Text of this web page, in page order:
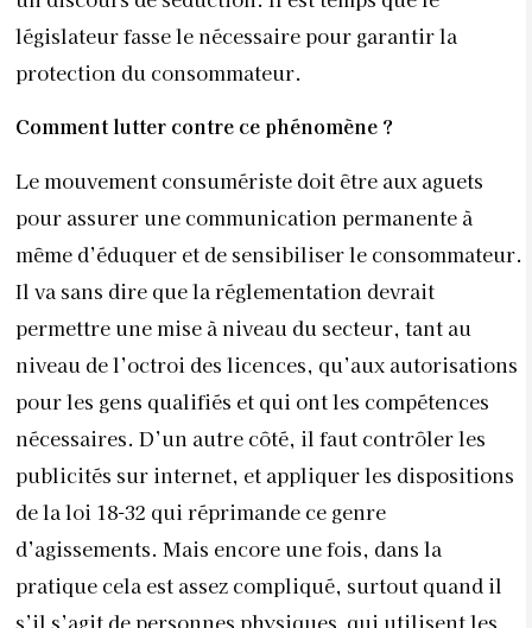
législateur fasse le nécessaire pour garantir la
protection du consommateur.
Comment lutter contre ce phénomène ?
Le mouvement consumériste doit être aux aguets
pour assurer une communication permanente à
même d’éduquer et de sensibiliser le consommateur.
Il va sans dire que la réglementation devrait
permettre une mise à niveau du secteur, tant au
niveau de l’octroi des licences, qu’aux autorisations
pour les gens qualifiés et qui ont les compétences
nécessaires. D’un autre côté, il faut contrôler les
publicités sur internet, et appliquer les dispositions
de la loi 18-32 qui réprimande ce genre
d’agissements. Mais encore une fois, dans la
pratique cela est assez compliqué, surtout quand il
s’il s’agit de personnes physiques qui utilisent les